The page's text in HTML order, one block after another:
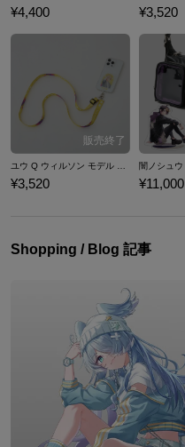
¥4,400 ¥3,520
¥3,520 ¥11,000
Shopping / Blog 記事